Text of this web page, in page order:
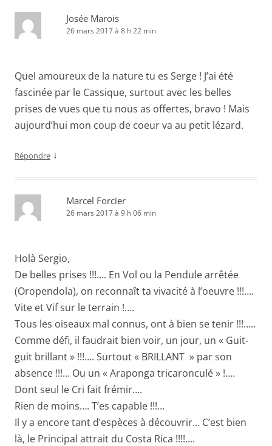
Josée Marois
26 mars 2017 à 8 h 22 min
Quel amoureux de la nature tu es Serge ! J’ai été
fascinée par le Cassique, surtout avec les belles
prises de vues que tu nous as offertes, bravo ! Mais
aujourd’hui mon coup de coeur va au petit lézard.
Répondre ↓
Marcel Forcier
26 mars 2017 à 9 h 06 min
Holà Sergio,
De belles prises !!!…. En Vol ou la Pendule arrêtée
(Oropendola), on reconnaît ta vivacité à l’oeuvre !!!….
Vite et Vif sur le terrain !….
Tous les oiseaux mal connus, ont à bien se tenir !!!…..
Comme défi, il faudrait bien voir, un jour, un « Guit-
guit brillant » !!!…. Surtout « BRILLANT » par son
absence !!!… Ou un « Araponga tricaronculé » !….
Dont seul le Cri fait frémir….
Rien de moins…. T’es capable !!!…
Il y a encore tant d’espèces à découvrir… C’est bien
là, le Principal attrait du Costa Rica !!!!….